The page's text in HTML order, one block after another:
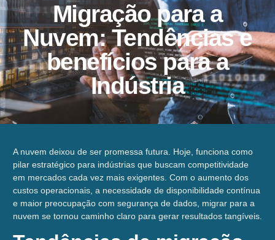
Migração para a
Nuvem: Tendências e
benefícios para a
Indústria
A nuvem deixou de ser promessa futura. Hoje, funciona como
pilar estratégico para indústrias que buscam competitividade
em mercados cada vez mais exigentes. Com o aumento dos
custos operacionais, a necessidade de disponibilidade contínua
e maior preocupação com segurança de dados, migrar para a
nuvem se tornou caminho claro para gerar resultados tangíveis.